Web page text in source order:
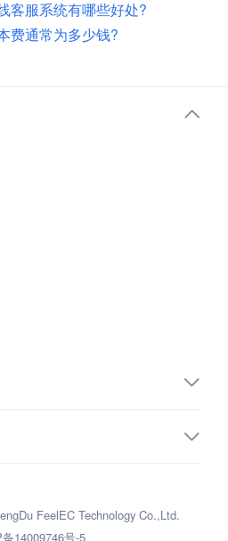
客服系统有哪些好处?
费通常为多少钱?
FeelEC Technology Co.,Ltd.
14009746号-5